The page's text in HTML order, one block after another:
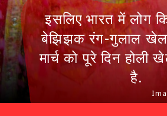
इसलिए भारत में लोग
बेझिझक रंग-गुलाल
मार्च को पूरे दिन होली
है.